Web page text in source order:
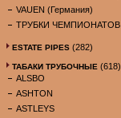
VAUEN (Германия)
ТРУБКИ ЧЕМПИОНАТОВ
ESTATE PIPES (282)
ТАБАКИ ТРУБОЧНЫЕ (618)
ALSBO
ASHTON
ASTLEYS